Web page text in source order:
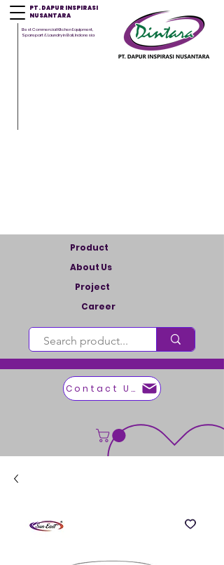
PT. DAPUR INSPIRASI
NUSANTARA
Best Commercial Kitchen Equipment,
Sparepart & Laundry in Bali, Indonesia
Career
Contact Us
Product
About Us
Project